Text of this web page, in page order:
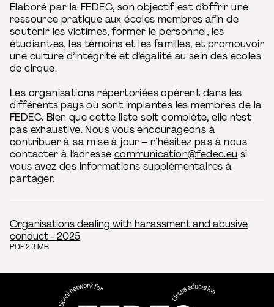
Élaboré par la FEDEC, son objectif est d’offrir une
ressource pratique aux écoles membres afin de
soutenir les victimes, former le personnel, les
étudiant·es, les témoins et les familles, et promouvoir
une culture d’intégrité et d’égalité au sein des écoles
de cirque.
Les organisations répertoriées opèrent dans les
différents pays où sont implantés les membres de la
FEDEC. Bien que cette liste soit complète, elle n’est
pas exhaustive. Nous vous encourageons à
contribuer à sa mise à jour – n’hésitez pas à nous
contacter à l’adresse communication@fedec.eu si
vous avez des informations supplémentaires à
partager.
Organisations dealing with harassment and abusive
conduct - 2025
PDF 2.3 MB
FEDEC - Réseau
professionnelle aux arts du